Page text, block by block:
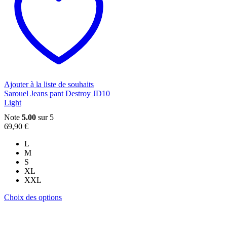
Les
options
peuvent
être
choisies
du
produit
Ajouter à la liste de souhaits
Sarouel Jeans pant Destroy JD10
Light
Note 5.00 sur 5
69,90 €
L
M
S
XL
XXL
Choix des optionsCe